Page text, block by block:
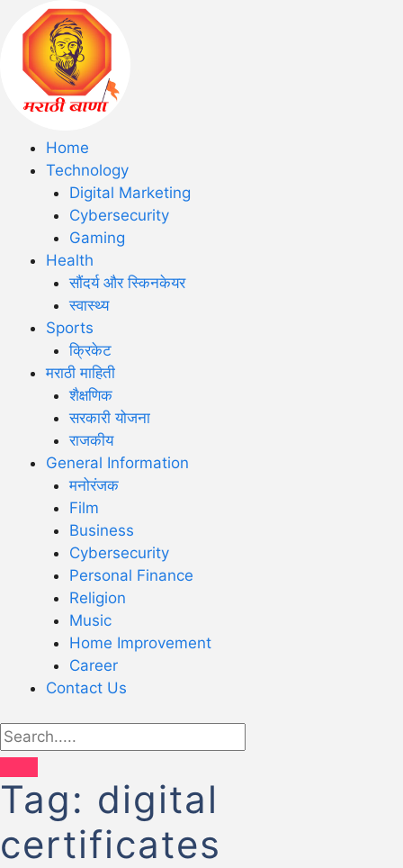
Home
Technology
Digital Marketing
Cybersecurity
Gaming
Health
सौंदर्य और स्किनकेयर
स्वास्थ्य
Sports
क्रिकेट
मराठी माहिती
शैक्षणिक
सरकारी योजना
राजकीय
General Information
मनोरंजक
Film
Business
Cybersecurity
Personal Finance
Religion
Music
Home Improvement
Career
Contact Us
Tag: digital
certificates